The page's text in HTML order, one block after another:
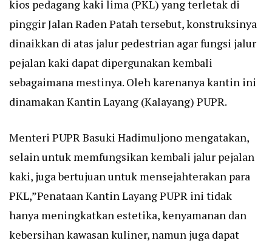
kios pedagang kaki lima (PKL) yang terletak di
pinggir Jalan Raden Patah tersebut, konstruksinya
dinaikkan di atas jalur pedestrian agar fungsi jalur
pejalan kaki dapat dipergunakan kembali
sebagaimana mestinya. Oleh karenanya kantin ini
dinamakan Kantin Layang (Kalayang) PUPR.
Menteri PUPR Basuki Hadimuljono mengatakan,
selain untuk memfungsikan kembali jalur pejalan
kaki, juga bertujuan untuk mensejahterakan para
PKL,”Penataan Kantin Layang PUPR ini tidak
hanya meningkatkan estetika, kenyamanan dan
kebersihan kawasan kuliner, namun juga dapat